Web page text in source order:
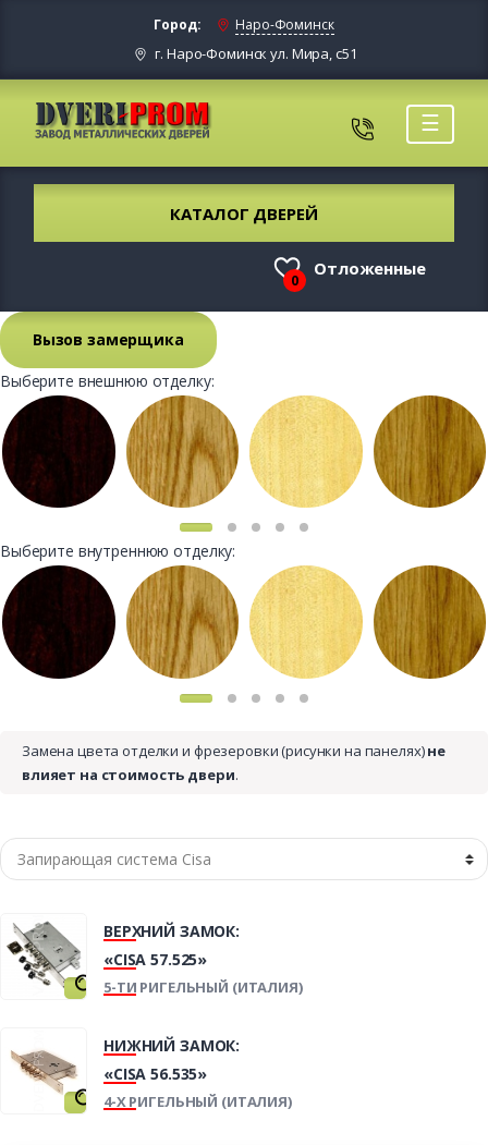
Город: Наро-Фоминск
г. Наро-Фоминск ул. Мира, с51
☰
КАТАЛОГ ДВЕРЕЙ
0
Отложенные
Вызов замерщика
Выберите внешнюю отделку:
Выберите внутреннюю отделку:
Замена цвета отделки и фрезеровки (рисунки на панелях)не
влияет на стоимость двери.
ВЕРХНИЙ ЗАМОК:
«CISA 57.525»
5-ТИ РИГЕЛЬНЫЙ (ИТАЛИЯ)
НИЖНИЙ ЗАМОК:
«CISA 56.535»
4-Х РИГЕЛЬНЫЙ (ИТАЛИЯ)